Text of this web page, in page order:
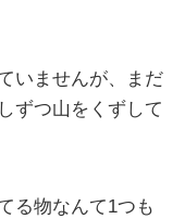
いませんが、まだ
ずつ山をくずして
る物なんて1つも